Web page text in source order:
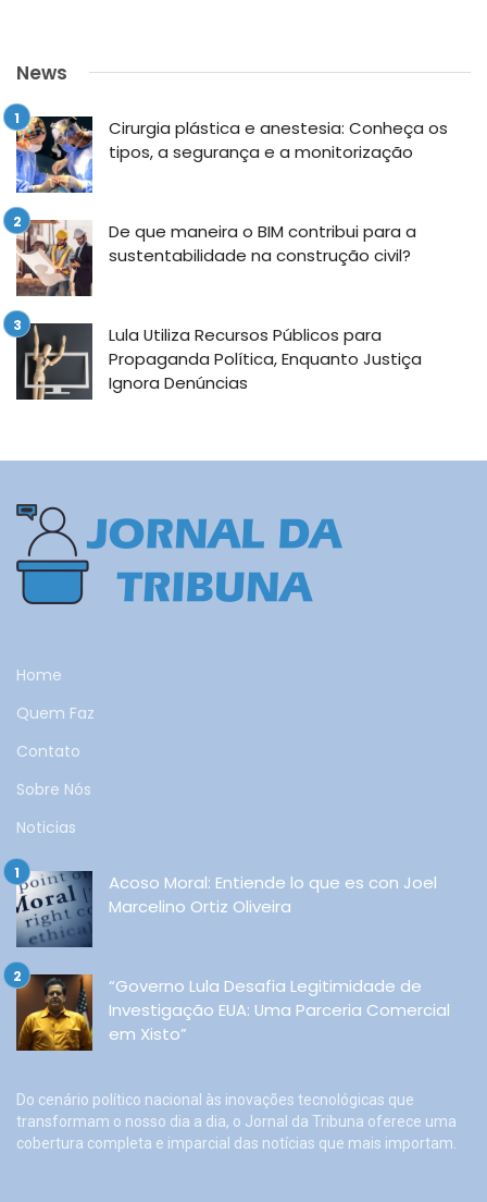
News
Cirurgia plástica e anestesia: Conheça os
tipos, a segurança e a monitorização
De que maneira o BIM contribui para a
sustentabilidade na construção civil?
Lula Utiliza Recursos Públicos para
Propaganda Política, Enquanto Justiça
Ignora Denúncias
Home
Quem Faz
Contato
Sobre Nós
Noticias
Acoso Moral: Entiende lo que es con Joel
Marcelino Ortiz Oliveira
“Governo Lula Desafia Legitimidade de
Investigação EUA: Uma Parceria Comercial
em Xisto”
Do cenário político nacional às inovações tecnológicas que
transformam o nosso dia a dia, o Jornal da Tribuna oferece uma
cobertura completa e imparcial das notícias que mais importam.